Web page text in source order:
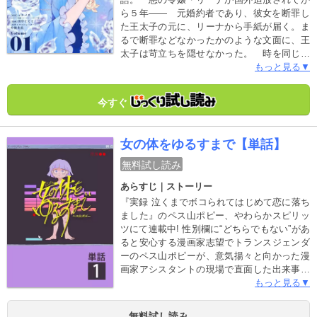
ら５年―― 元婚約者であり、彼女を断罪し
た王太子の元に、リーナから手紙が届く。ま
るで断罪などなかったかのような文面に、王
太子は苛立ちを隠せなかった。 時を同じく
して、庶民出身の王太子妃、幼なじみで親友
ナの追放に関わった者たちにも同様の手紙が
届いていた。怯え、軽蔑、喜び――真意は
の転落の始まりであるとも知らずに。
もっと見る▼
今すぐ
女の体をゆるすまで【単話】
無料試し読み
あらすじ｜ストーリー
『実録 泣くまでボコられてはじめて恋に落ち
ました』のペス山ポピー、やわらかスピリッ
ツにて連載中! 性別欄に“どちらでもない”があ
ると安心する漫画家志望でトランスジェンダ
ーのペス山ポピーが、意気揚々と向かった漫
画家アシスタントの現場で直面した出来事…
それはパワハラ、セクハラなどに始まる世の
の目線で様々な社会問題に切り込みながら、
もっと見る▼